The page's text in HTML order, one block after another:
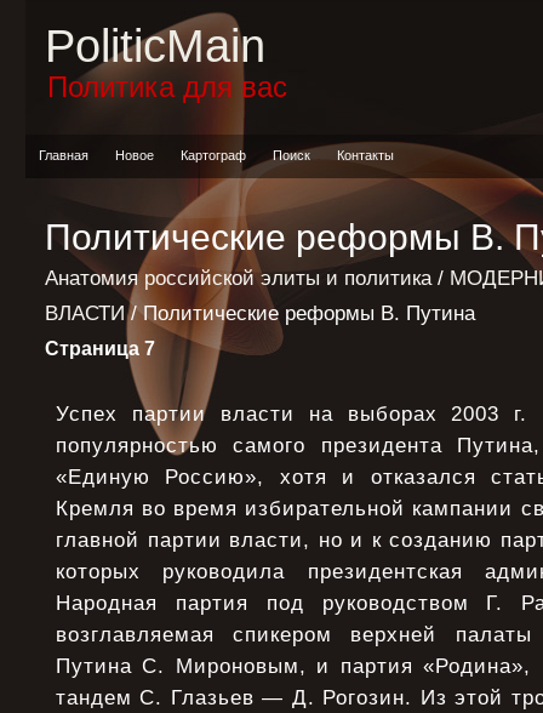
PoliticMain
Политика для вас
Главная Новое Картограф Поиск Контакты
Политические реформы В.
Анатомия российской элиты и политика/
ВЛАСТИ/ Политические реформы В. Путина
Страница 7
Успех партии власти на выборах 2003 г.
популярностью самого президента
«Единую Россию», хотя и отказался
Кремля во время избирательной кампании
главной партии власти, но и к созданию
которых руководила президентская
Народная партия под руководством Г.
возглавляемая спикером верхней
Путина С. Мироновым, и партия «Родина»,
тандем С. Глазьев — Д. Рогозин. Из этой